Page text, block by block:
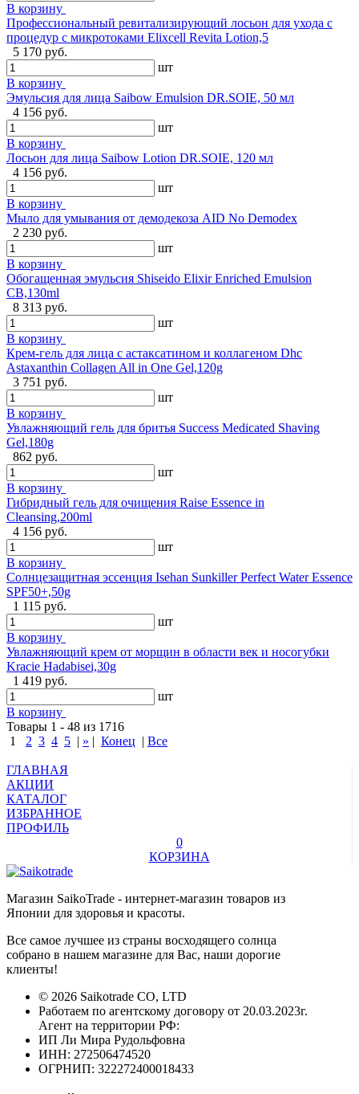
В корзину
Профессиональный ревитализирующий лосьон для ухода с
процедур с микротоками Elixcell Revita Lotion,5
5 170 руб.
шт
В корзину
Эмульсия для лица Saibow Emulsion DR.SOIE, 50 мл
4 156 руб.
шт
В корзину
Лосьон для лица Saibow Lotion DR.SOIE, 120 мл
4 156 руб.
шт
В корзину
Мыло для умывания от демодекоза AID No Demodex
2 230 руб.
шт
В корзину
Обогащенная эмульсия Shiseido Elixir Enriched Emulsion
CB,130ml
8 313 руб.
шт
В корзину
Крем-гель для лица с астаксатином и коллагеном Dhc
Astaxanthin Collagen All in One Gel,120g
3 751 руб.
шт
В корзину
Увлажняющий гель для бритья Success Medicated Shaving
Gel,180g
862 руб.
шт
В корзину
Гибридный гель для очищения Raise Essence in
Cleansing,200ml
4 156 руб.
шт
В корзину
Солнцезащитная эссенция Isehan Sunkiller Perfect Water Essence
SPF50+,50g
1 115 руб.
шт
В корзину
Увлажняющий крем от морщин в области век и носогубки
Kracie Hadabisei,30g
1 419 руб.
шт
В корзину
Товары 1 - 48 из 1716
1
2 3 4 5 | » | Конец | Все
ГЛАВНАЯ
АКЦИИ
КАТАЛОГ
ИЗБРАННОЕ
ПРОФИЛЬ
0
КОРЗИНА
Магазин SaikoTrade - интернет-магазин товаров из
Японии для здоровья и красоты.
Все самое лучшее из страны восходящего солнца
собрано в нашем магазине для Вас, наши дорогие
клиенты!
© 2026 Saikotrade CO, LTD
Работаем по агентскому договору от 20.03.2023г.
Агент на территории РФ:
ИП Ли Мира Рудольфовна
ИНН: 272506474520
ОГРНИП: 322272400018433